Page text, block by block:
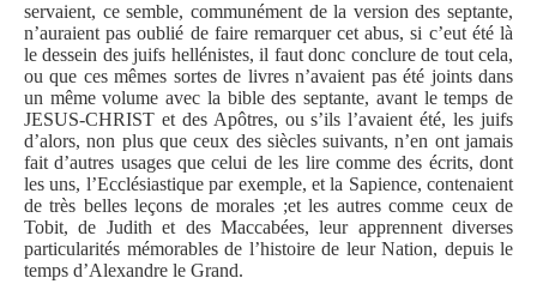
servaient, ce semble, communément de la version des septante,
n’auraient pas oublié de faire remarquer cet abus, si c’eut été là
le dessein des juifs hellénistes, il faut donc conclure de tout cela,
ou que ces mêmes sortes de livres n’avaient pas été joints dans
un même volume avec la bible des septante, avant le temps de
JESUS-CHRIST et des Apôtres, ou s’ils l’avaient été, les juifs
d’alors, non plus que ceux des siècles suivants, n’en ont jamais
fait d’autres usages que celui de les lire comme des écrits, dont
les uns, l’Ecclésiastique par exemple, et la Sapience, contenaient
de très belles leçons de morales ;et les autres comme ceux de
Tobit, de Judith et des Maccabées, leur apprennent diverses
particularités mémorables de l’histoire de leur Nation, depuis le
temps d’Alexandre le Grand.